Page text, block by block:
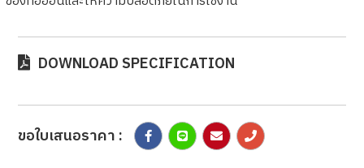
DOWNLOAD SPECIFICATION
ขอใบเสนอราคา :